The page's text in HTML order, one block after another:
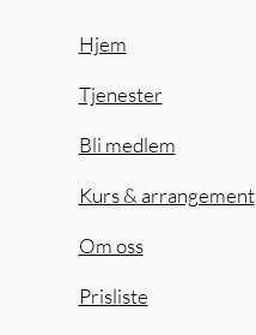
Hjem
Tjenester
Bli medlem
Kurs & arrangement
Om oss
Prisliste